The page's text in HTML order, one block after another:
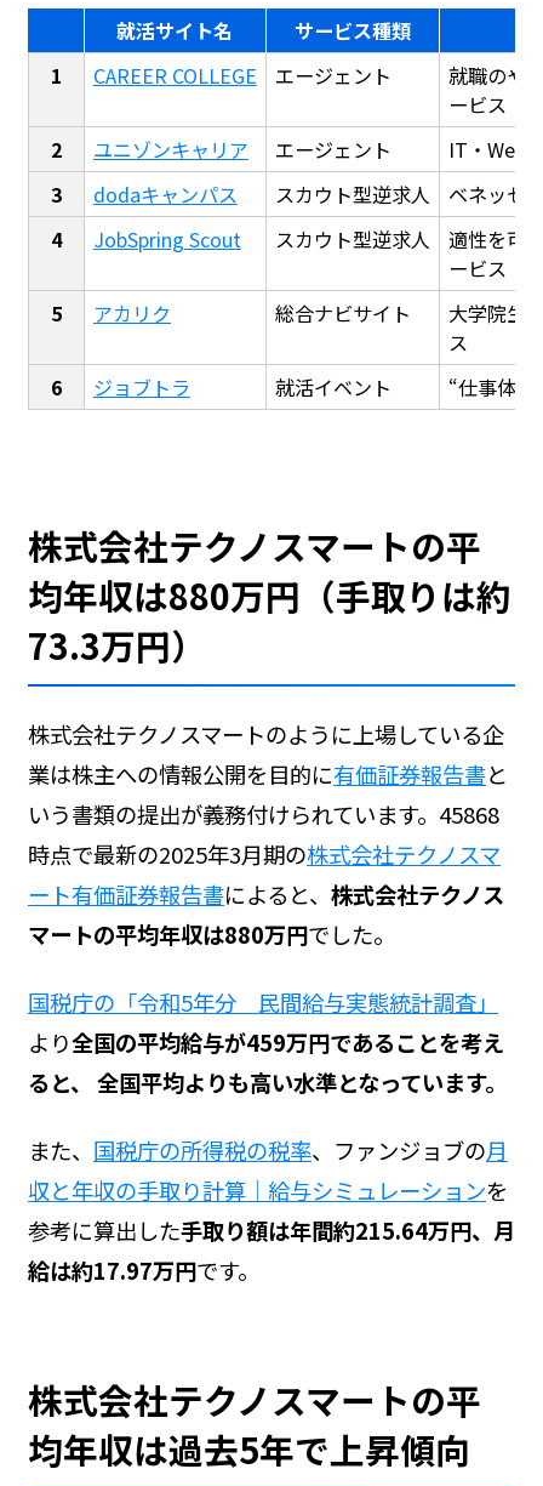
就活サイト名
サービス種類
CAREER COLLEGE
エージェント
就職のや
ービス
ユニゾンキャリア
エージェント
IT・Web
dodaキャンパス
スカウト型逆求人
ベネッセ
JobSpring Scout
スカウト型逆求人
適性を可
ービス
アカリク
総合ナビサイト
大学院生
ス
ジョブトラ
就活イベント “仕事体
株式会社テクノスマートの平
均年収は880万円（手取りは約
73.3万円）
株式会社テクノスマートのように上場している企
業は株主への情報公開を目的に有価証券報告書と
いう書類の提出が義務付けられています。45868
時点で最新の2025年3月期の株式会社テクノスマ
ート有価証券報告書によると、 株式会社テクノス
マートの平均年収は880万円でした。
国税庁の「令和5年分 民間給与実態統計調査」
より全国の平均給与が459万円であることを考え
ると、 全国平均よりも高い水準となっています。
また、 国税庁の所得税の税率、ファンジョブの月
収と年収の手取り計算｜給与シミュレーションを
参考に算出した手取り額は年間約215.64万円、月
給は約17.97万円です。
株式会社テクノスマートの平
均年収は過去5年で上昇傾向